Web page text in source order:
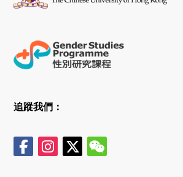
追蹤我們：